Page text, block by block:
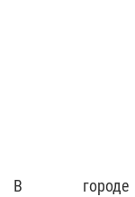
В городе